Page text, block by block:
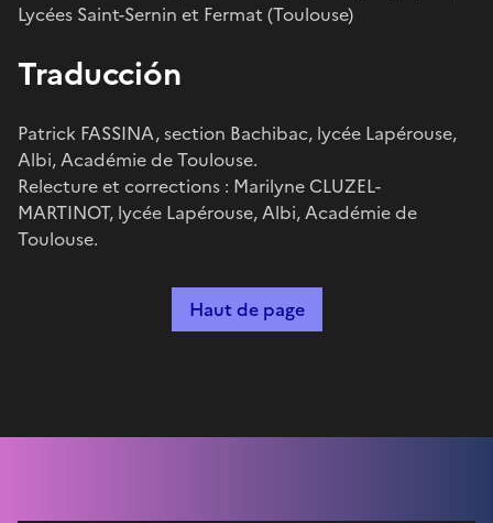
Lycées Saint-Sernin et Fermat (Toulouse)
Traducción
Patrick FASSINA, section Bachibac, lycée Lapérouse,
Albi, Académie de Toulouse.
Relecture et corrections : Marilyne CLUZEL-
MARTINOT, lycée Lapérouse, Albi, Académie de
Toulouse.
Haut de page